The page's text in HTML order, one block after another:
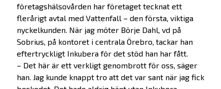
företagshälsovården har företaget tecknat ett
flerårigt avtal med Vattenfall – den första, viktiga
nyckelkunden. När jag möter Börje Dahl, vd på
Sobrius, på kontoret i centrala Örebro, tackar han
eftertryckligt Inkubera för det stöd han har fått.
– Det här är ett verkligt genombrott för oss, säger
han. Jag kunde knappt tro att det var sant när jag fick